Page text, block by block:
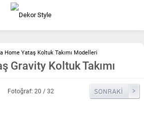
Home Yataş Koltuk Takımı Modelleri
Gravity Koltuk Takımı
Fotoğraf: 20 / 32